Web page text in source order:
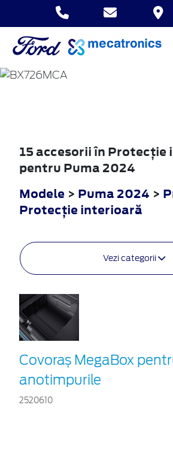
PUMA
15 accesorii în Protecţie
pentru Puma 2024
Modele > Puma 2024 >
Protecţie interioară
Vezi categorii
Covoraș MegaBox
anotimpurile
2520610